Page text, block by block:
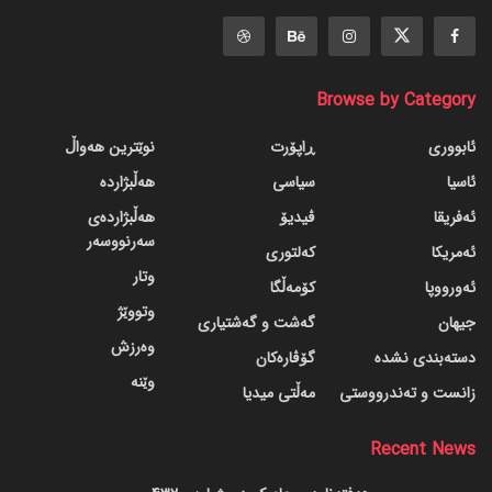
Browse by Category
ئابووری
ئاسیا
ئەفریقا
ئەمریکا
ئەورووپا
جیهان
دسته‌بندی نشده
زانست و تەندرووستی
ڕاپۆرت
سیاسی
ڤیدیۆ
کەلتوری
کۆمەڵگا
گه‌شت و گه‌شتیاری
گۆڤاره‌کان
مەڵتی میدیا
نوێترین هەواڵ
هەڵبژاردە
هەڵبژاردەی
سەرنووسەر
وتار
وتووێژ
وەرزش
وێنە
Recent News